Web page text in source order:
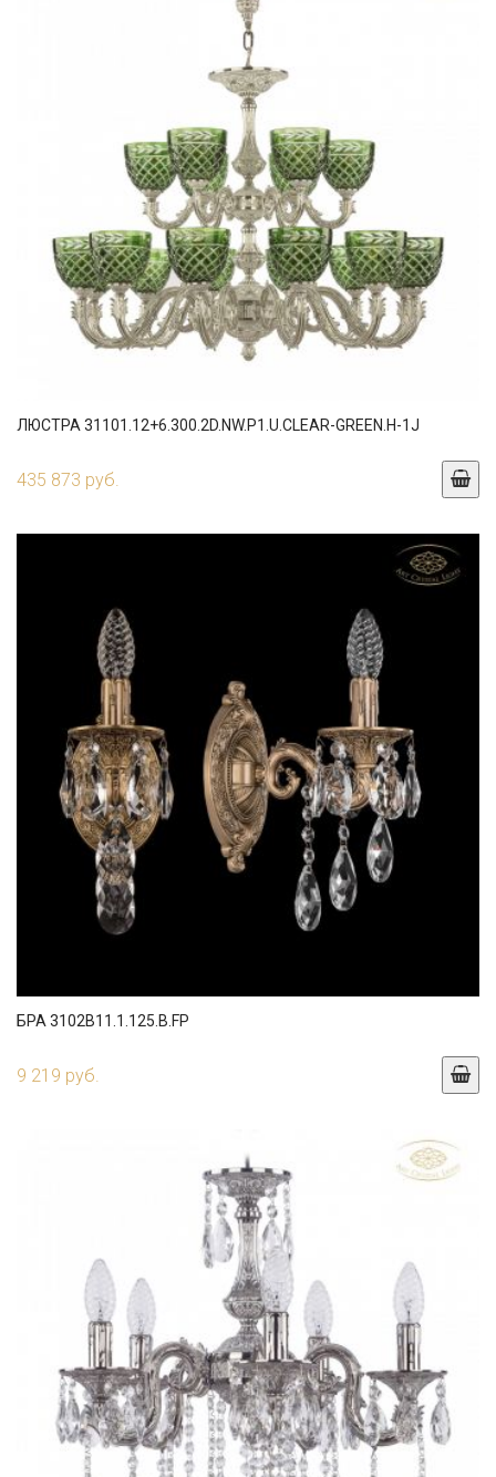
ЛЮСТРА 31101.12+6.300.2D.NW.P1.U.CLEAR-GREEN.H-1J
435 873 руб.
БРА 3102B11.1.125.B.FP
9 219 руб.